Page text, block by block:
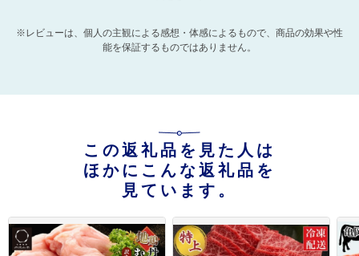
※レビューは、個人の主観による感想・体感によるもので、商品の効果や性
能を保証するものではありません。
この返礼品を見た人は
ほかにこんな返礼品を
見ています。